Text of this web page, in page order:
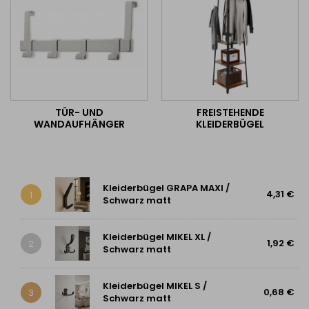
TÜR- UND
WANDAUFHÄNGER
FREISTEHENDE
KLEIDERBÜGEL
1
Kleiderbügel GRAPA MAXI /
Schwarz matt
4,31 €
2
Kleiderbügel MIKEL XL /
Schwarz matt
1,92 €
3
Kleiderbügel MIKEL S /
Schwarz matt
0,68 €